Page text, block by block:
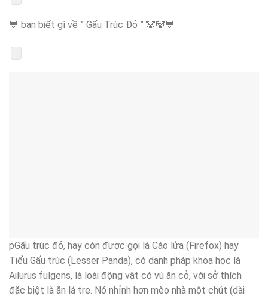
💙 bạn biết gì về ” Gấu Trúc Đỏ ” 🐼🐼💙
pGấu trúc đỏ, hay còn được gọi là Cáo lửa (Firefox) hay
Tiểu Gấu trúc (Lesser Panda), có danh pháp khoa học là
Ailurus fulgens, là loài động vật có vú ăn cỏ, với sở thích
đặc biệt là ăn lá tre. Nó nhỉnh hơn mèo nhà một chút (dài